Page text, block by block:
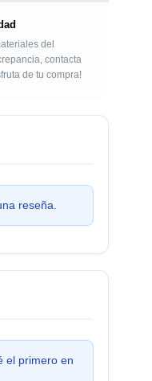
del
contacta
de tu compra!
reseña.
el primero en